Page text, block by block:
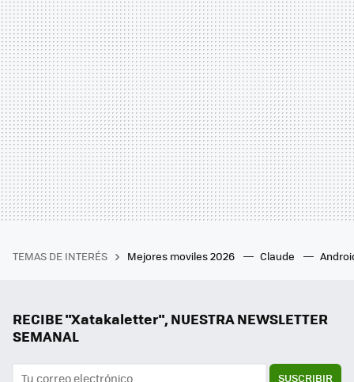
TEMAS DE INTERÉS Mejores moviles 2026 Claude
RECIBE "Xatakaletter", NUESTRA NEWSLETTER
SEMANAL
SUSCRIBIR